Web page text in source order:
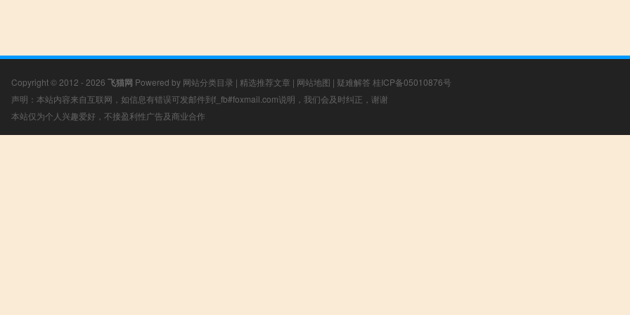
Copyright © 2012 - 2026 飞猫网 Powered by 网站分类目录 | 精选推荐文章 | 网站地图 | 疑难解答 桂ICP备05010876号
声明：本站内容来自互联网，如信息有错误可发邮件到f_fb#foxmail.com说明，我们会及时纠正，谢谢
本站仅为个人兴趣爱好，不接盈利性广告及商业合作